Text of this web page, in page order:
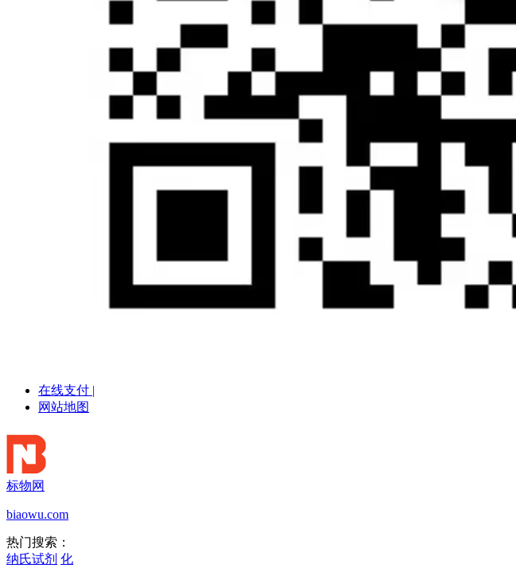
在线支付 |
网站地图
标物网
biaowu.com
热门搜索：
纳氏试剂 化